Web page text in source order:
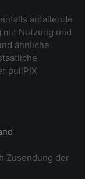
anfallende
mit Nutzung und
ähnliche
pullPIX
Zusendung der